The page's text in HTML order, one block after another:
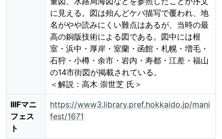
に見える。図は殆んどケバ描写で覆われ、地
名がやや読みにくい難点はあるが、当時の最
高の銅版技術による図である。図中には根
室・浜中・厚岸・室蘭・函館・札幌・増毛・
石狩・小樽・余市・岩内・寿都・江差・福山
の14市街図が掲載されている。
＜解説：高木 崇世芝 氏＞
IIIFマニ
フェス
ト
https://www3.library.pref.hokkaido.jp/mani
fest/1671